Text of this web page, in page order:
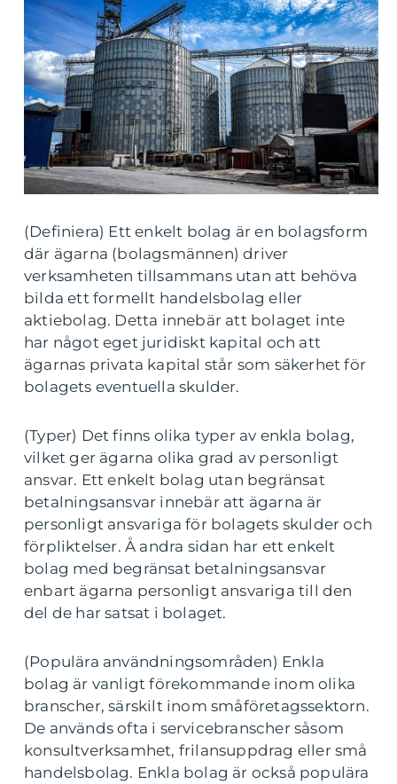
(Definiera) Ett enkelt bolag är en bolagsform
där ägarna (bolagsmännen) driver
verksamheten tillsammans utan att behöva
bilda ett formellt handelsbolag eller
aktiebolag. Detta innebär att bolaget inte
har något eget juridiskt kapital och att
ägarnas privata kapital står som säkerhet för
bolagets eventuella skulder.
(Typer) Det finns olika typer av enkla bolag,
vilket ger ägarna olika grad av personligt
ansvar. Ett enkelt bolag utan begränsat
betalningsansvar innebär att ägarna är
personligt ansvariga för bolagets skulder och
förpliktelser. Å andra sidan har ett enkelt
bolag med begränsat betalningsansvar
enbart ägarna personligt ansvariga till den
del de har satsat i bolaget.
(Populära användningsområden) Enkla
bolag är vanligt förekommande inom olika
branscher, särskilt inom småföretagssektorn.
De används ofta i servicebranscher såsom
konsultverksamhet, frilansuppdrag eller små
handelsbolag. Enkla bolag är också populära